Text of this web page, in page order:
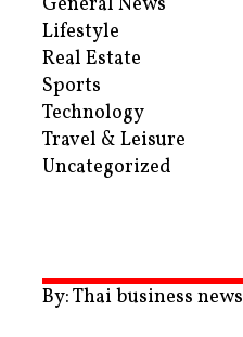
Lifestyle
Real Estate
Sports
Technology
Travel & Leisure
Uncategorized
By: Thai business news